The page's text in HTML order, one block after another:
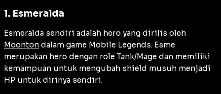
1. Esmeralda
Esmeralda sendiri adalah hero yang dirilis oleh
Moonton dalam game Mobile Legends. Esme
merupakan hero dengan role Tank/Mage dan memiliki
kemampuan untuk mengubah shield musuh menjadi
HP untuk dirinya sendiri.